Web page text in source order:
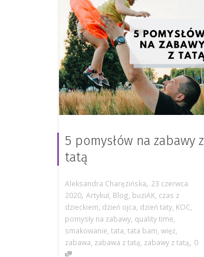
5 pomysłów na zabawy z
tatą
Aleksandra Charęzińska, 23 czerwca
2020, Artykuł, Blog, buziAK, czas z
dzieckiem, dzień ojca, dzień taty, KOC,
pomysły na zabawy, quality time,
smakowanie, tata, tata bam, więż,
zabawa, zabawa z tatą, zabawy z tatą, 0